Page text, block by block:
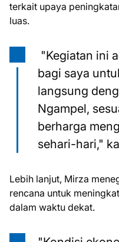
terkait upaya
luas.
"Kegiatan ini
bagi saya
langsung
Ngampel,
berharga
sehari-hari,"
Lebih lanjut, Mirza
rencana untuk
dalam waktu dekat.